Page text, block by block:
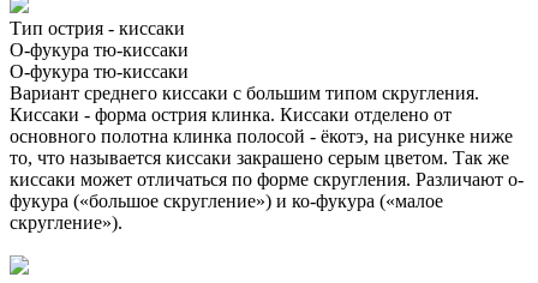
Тип острия - киссаки
О-фукура тю-киссаки
О-фукура тю-киссаки
Вариант среднего киссаки с большим типом скругления.
Киссаки - форма острия клинка. Киссаки отделено от
основного полотна клинка полосой - ёкотэ, на рисунке ниже
то, что называется киссаки закрашено серым цветом. Так же
киссаки может отличаться по форме скругления. Различают о-
фукура («большое скругление») и ко-фукура («малое
скругление»).